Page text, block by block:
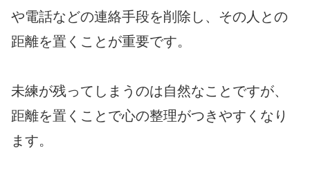
や電話などの連絡手段を削除し、その人との
距離を置くことが重要です。
未練が残ってしまうのは自然なことですが、
距離を置くことで心の整理がつきやすくなり
ます。